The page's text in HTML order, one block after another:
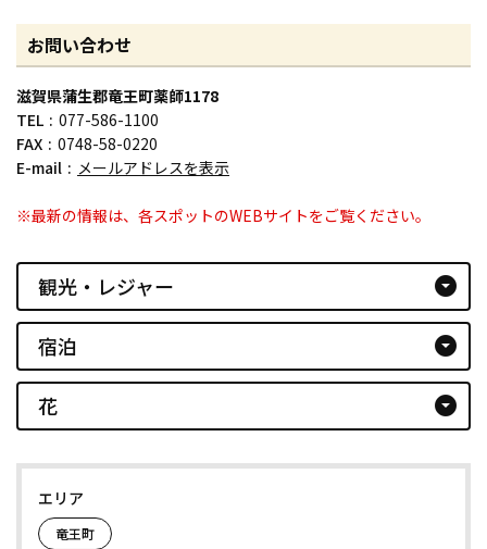
お問い合わせ
滋賀県蒲生郡竜王町薬師1178
TEL
077-586-1100
FAX
0748-58-0220
E-mail
メールアドレスを表示
※最新の情報は、各スポットのWEBサイトをご覧ください。
観光・レジャー arrow_drop_down_circle
宿泊 arrow_drop_down_circle
花 arrow_drop_down_circle
エリア
竜王町